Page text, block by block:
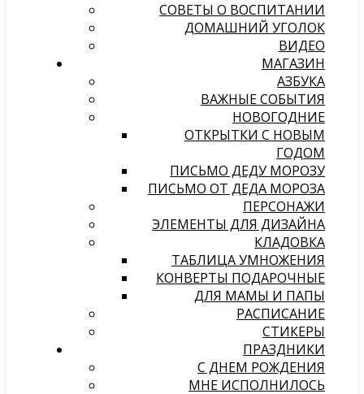
СОВЕТЫ О ВОСПИТАНИИ
ДОМАШНИЙ УГОЛОК
ВИДЕО
МАГАЗИН
АЗБУКА
ВАЖНЫЕ СОБЫТИЯ
НОВОГОДНИЕ
ОТКРЫТКИ С НОВЫМ
ГОДОМ
ПИСЬМО ДЕДУ МОРОЗУ
ПИСЬМО ОТ ДЕДА МОРОЗА
ПЕРСОНАЖИ
ЭЛЕМЕНТЫ ДЛЯ ДИЗАЙНА
КЛАДОВКА
ТАБЛИЦА УМНОЖЕНИЯ
КОНВЕРТЫ ПОДАРОЧНЫЕ
ДЛЯ МАМЫ И ПАПЫ
РАСПИСАНИЕ
СТИКЕРЫ
ПРАЗДНИКИ
С ДНЕМ РОЖДЕНИЯ
МНЕ ИСПОЛНИЛОСЬ